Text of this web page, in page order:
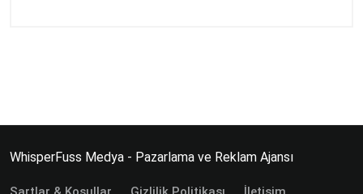
WhisperFuss Medya - Pazarlama ve Reklam Ajansı